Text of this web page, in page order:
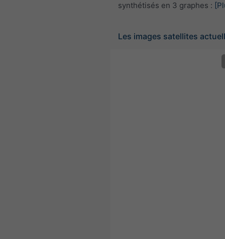
synthétisés en 3 graphes :
Les images satellites